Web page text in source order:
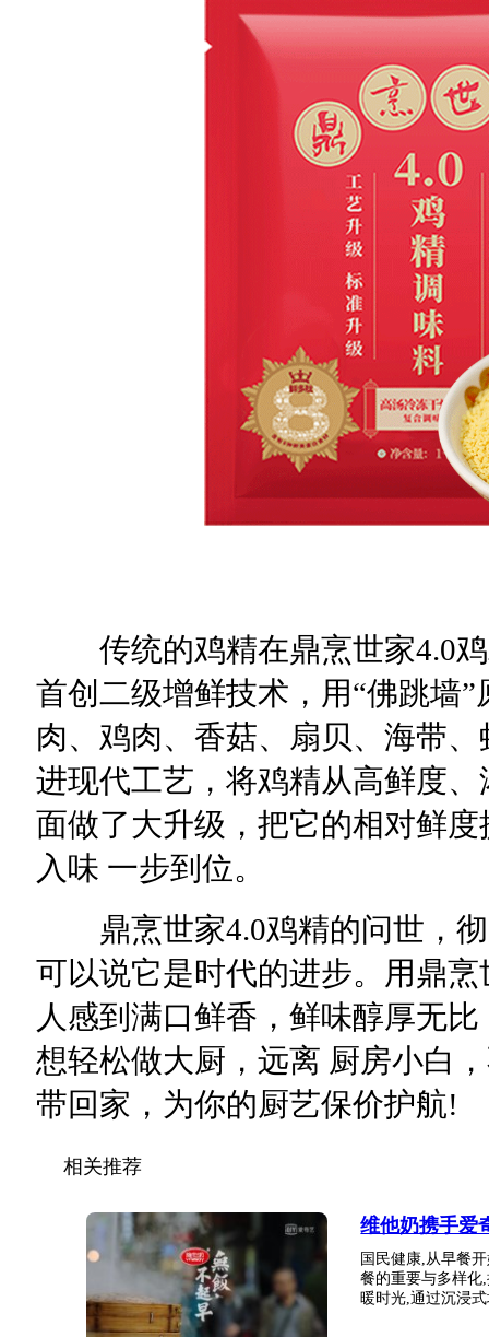
传统的鸡精在鼎烹世家4.0鸡
首创二级增鲜技术，用“佛跳墙
肉、鸡肉、香菇、扇贝、海带
进现代工艺，将鸡精从高鲜度
面做了大升级，把它的相对鲜
入味 一步到位。
鼎烹世家4.0鸡精的问世，彻
可以说它是时代的进步。用鼎
人感到满口鲜香，鲜味醇厚无
想轻松做大厨，远离 厨房小白
带回家，为你的厨艺保价护航!
相关推荐
维他奶携手爱
国民健康,从早餐
餐的重要与多样化
暖时光,通过沉浸